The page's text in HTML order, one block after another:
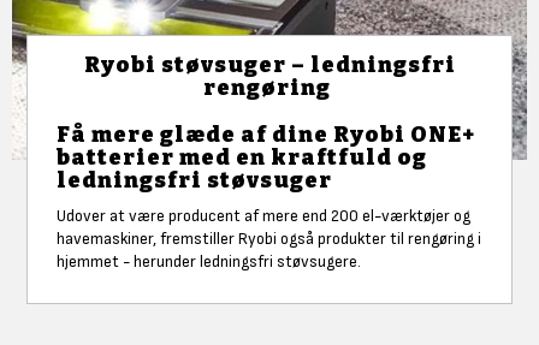
Ryobi støvsuger – ledningsfri
rengøring
Få mere glæde af dine Ryobi ONE+
batterier med en kraftfuld og
ledningsfri støvsuger
Udover at være producent af mere end 200 el-værktøjer og
havemaskiner, fremstiller Ryobi også produkter til rengøring i
hjemmet - herunder ledningsfri støvsugere.